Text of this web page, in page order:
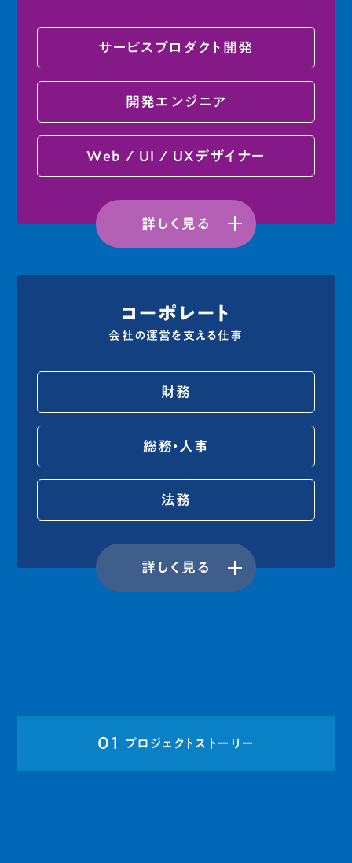
サービスプロダクト開発
開発エンジニア
Web / UI / UXデザイナー
詳しく見る
コーポレート
会社の運営を支える仕事
財務
総務・人事
法務
詳しく見る
01 プロジェクトストーリー